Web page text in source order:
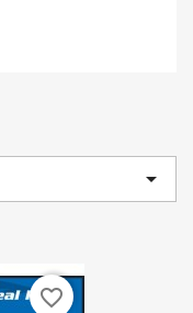

favorite_border